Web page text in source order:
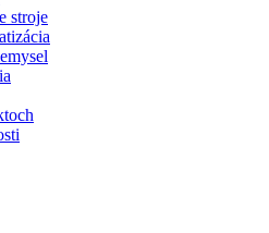
stroje